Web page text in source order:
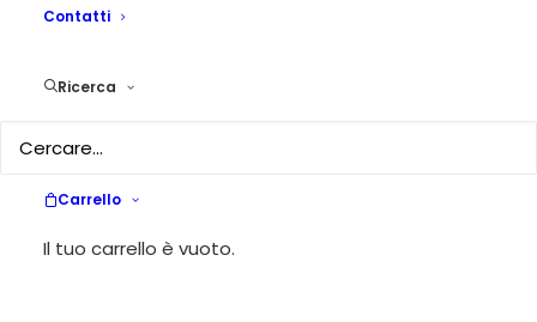
Contatti
Ricerca
Carrello
Il tuo carrello è vuoto.
13 LUGLIO 2016
Riccardo Massa ha profondamente rinnovato la
una prolungata riflessione sui moltissimi elementi di
problematizzazione radicale che lo caratterizzano, ha
critica e di indiscutibile originalità epistemologica e